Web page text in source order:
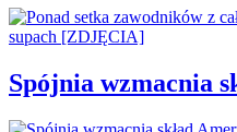
Spójnia wzmacnia